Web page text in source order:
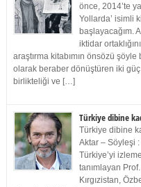
önce, 2014’te
Yollarda’ isimli
başlayacağım.
iktidar
araştırma kitabımın önsözü
olarak beraber dönüştüren iki
birlikteliği ve […]
Türkiye dibine
Türkiye dibine
Aktar – Söyleşi
Türkiye’yi
tanımlayan
Kırgızistan,